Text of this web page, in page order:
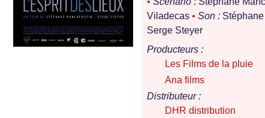
Viladecas • Son :
Serge Steyer
Producteurs :
Les Films de la pluie
Ana films
Distributeur :
DHR distribution